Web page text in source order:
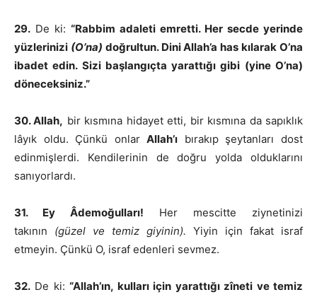
29. De ki: “Rabbim adaleti emretti. Her secde yerinde
yüzlerinizi (O’na) doğrultun. Dini Allah’a has kılarak O’na
ibadet edin. Sizi başlangıçta yarattığı gibi (yine O’na)
döneceksiniz.”
30. Allah, bir kısmına hidayet etti, bir kısmına da sapıklık
lâyık oldu. Çünkü onlarAllah’ı bırakıp şeytanları dost
edinmişlerdi. Kendilerinin de doğru yolda olduklarını
sanıyorlardı.
31. Ey Âdemoğulları! Her mescitte ziynetinizi
takının (güzel ve temiz giyinin). Yiyin için fakat israf
etmeyin. Çünkü O, israf edenleri sevmez.
32. De ki:“Allah’ın, kulları için yarattığı zîneti ve temiz